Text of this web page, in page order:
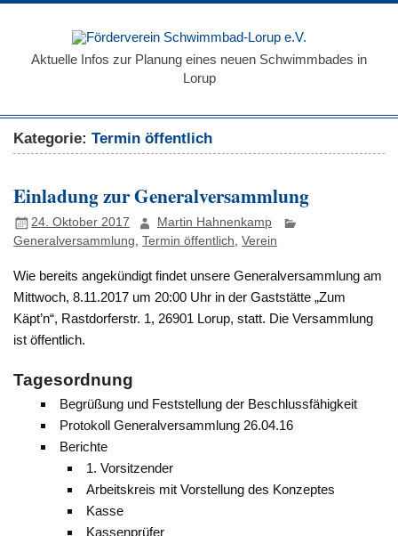
Zum
Aktuelle Infos zur Planung eines neuen Schwimmbades in
Lorup
Kategorie:Termin öffentlich
Einladung zur Generalversammlung
24. Oktober 2017
Martin Hahnenkamp
Generalversammlung ,Termin öffentlich ,Verein
Wie bereits angekündigt findet unsere Generalversammlung am
Mittwoch, 8.11.2017 um 20:00 Uhr in der Gaststätte „Zum
Käpt’n“, Rastdorferstr. 1, 26901 Lorup, statt. Die Versammlung
ist öffentlich.
Tagesordnung
Begrüßung und Feststellung der Beschlussfähigkeit
Protokoll Generalversammlung 26.04.16
Berichte
1. Vorsitzender
Arbeitskreis mit Vorstellung des Konzeptes
Kasse
Kassenprüfer